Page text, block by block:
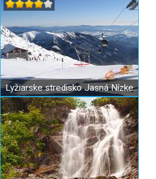
Lyžiarske stredisko Jasná Nízke Tatry